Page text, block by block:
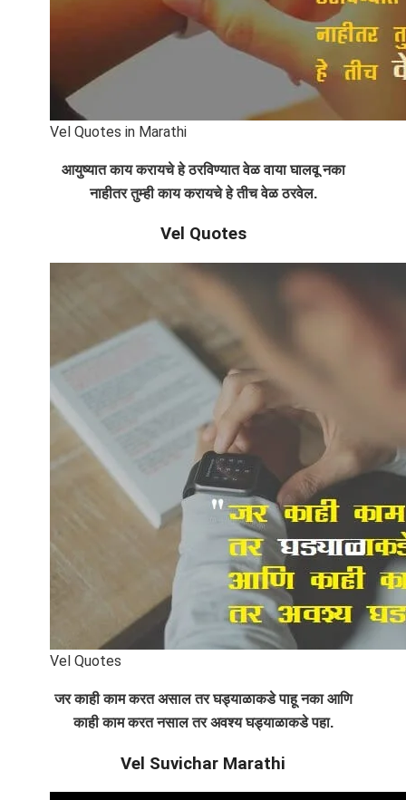
Vel Quotes in Marathi
आयुष्यात काय करायचे हे ठरविण्यात वेळ वाया घालवू नका
नाहीतर तुम्ही काय करायचे हे तीच वेळ ठरवेल.
Vel Quotes
Vel Quotes
जर काही काम करत असाल तर घड्याळाकडे पाहू नका आणि
काही काम करत नसाल तर अवश्य घड्याळाकडे पहा.
Vel Suvichar Marathi